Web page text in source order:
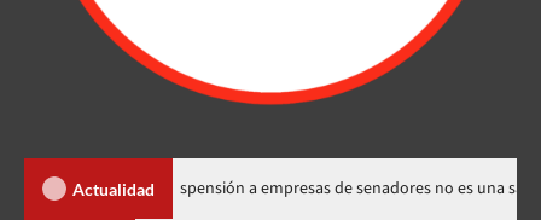
Actualidad
Santos dice suspensión a empresas de senadores no es una sanción